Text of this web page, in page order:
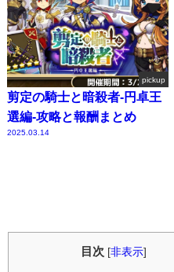
pickup
剪定の騎士と暗殺者-円卓王
選編-攻略と報酬まとめ
2025.03.14
目次 [非表示]